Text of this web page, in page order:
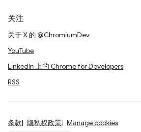
关注
关于 X 的 @ChromiumDev
YouTube
LinkedIn 上的 Chrome for Developers
RSS
条款 隐私权政策 Manage cookies